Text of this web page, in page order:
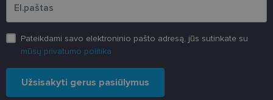
Pateikdami savo elektroninio pašto adresą, jūs sutinkate su
mūsų privatumo politika
Užsisakyti gerus pasiūlymus